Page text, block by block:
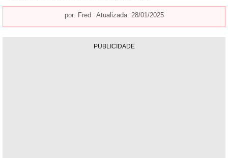
por: Fred Atualizada: 28/01/2025
PUBLICIDADE